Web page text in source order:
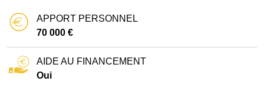
APPORT PERSONNEL
70 000 €
AIDE AU FINANCEMENT
Oui